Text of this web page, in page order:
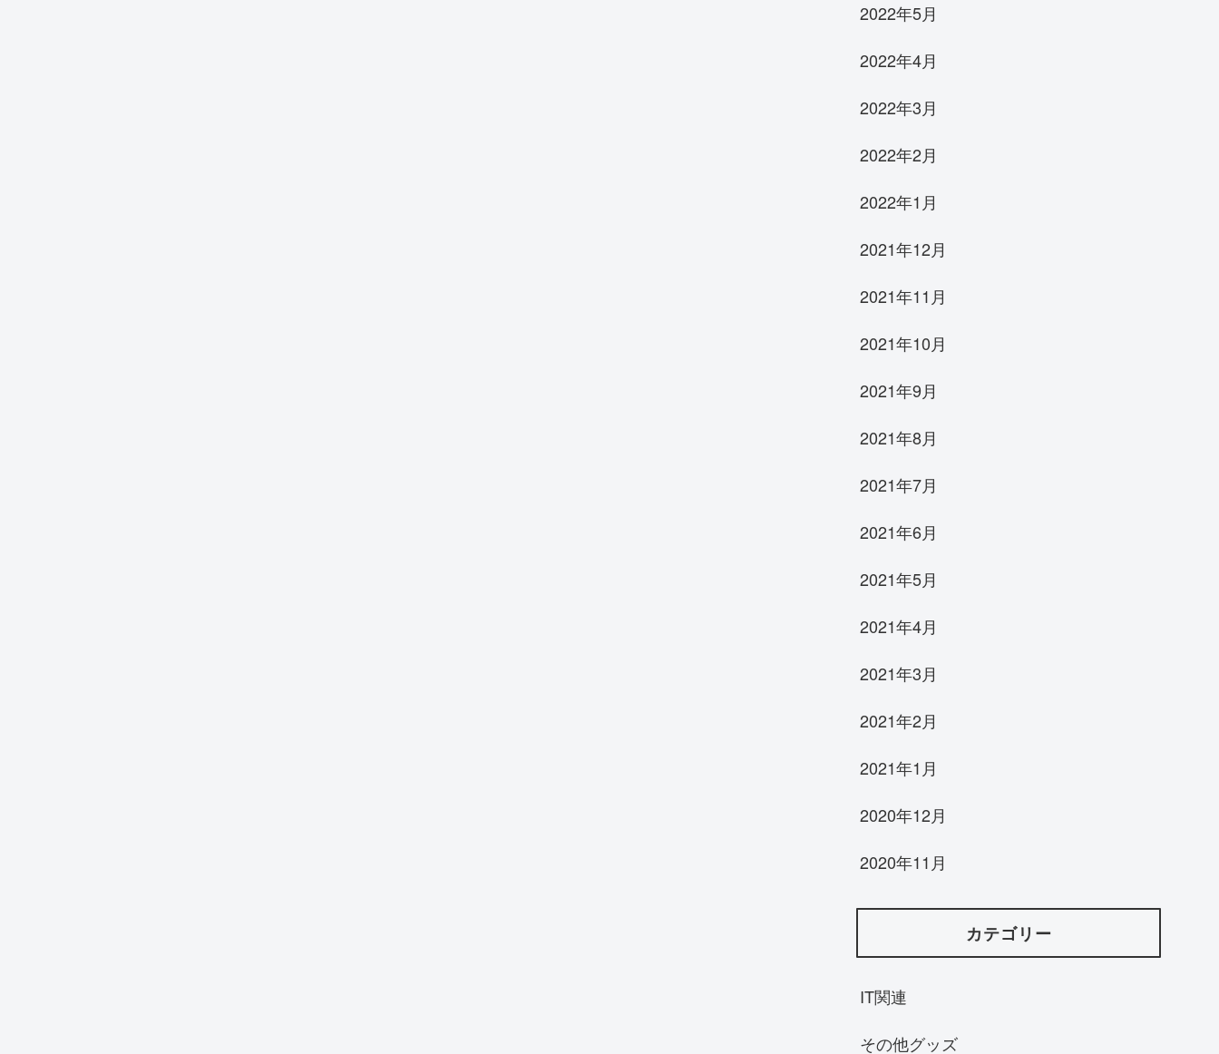
2022年5月
2022年4月
2022年3月
2022年2月
2022年1月
2021年12月
2021年11月
2021年10月
2021年9月
2021年8月
2021年7月
2021年6月
2021年5月
2021年4月
2021年3月
2021年2月
2021年1月
2020年12月
2020年11月
カテゴリー
IT関連
その他グッズ